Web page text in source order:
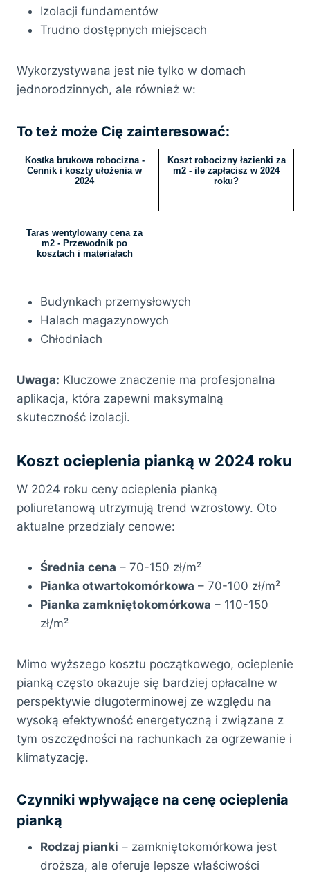
Izolacji fundamentów
Trudno dostępnych miejscach
Wykorzystywana jest nie tylko w domach
jednorodzinnych, ale również w:
To też może Cię zainteresować:
Kostka brukowa robocizna -
Cennik i koszty ułożenia w
2024
Koszt robocizny łazienki za
m2 - ile zapłacisz w 2024
roku?
Taras wentylowany cena za
m2 - Przewodnik po
kosztach i materiałach
Budynkach przemysłowych
Halach magazynowych
Chłodniach
Uwaga: Kluczowe znaczenie ma profesjonalna
aplikacja, która zapewni maksymalną
skuteczność izolacji.
Koszt ocieplenia pianką w 2024 roku
W 2024 roku ceny ocieplenia pianką
poliuretanową utrzymują trend wzrostowy. Oto
aktualne przedziały cenowe:
Średnia cena – 70-150 zł/m²
Pianka otwartokomórkowa – 70-100 zł/m²
Pianka zamkniętokomórkowa – 110-150
zł/m²
Mimo wyższego kosztu początkowego, ocieplenie
pianką często okazuje się bardziej opłacalne w
perspektywie długoterminowej ze względu na
wysoką efektywność energetyczną i związane z
tym oszczędności na rachunkach za ogrzewanie i
klimatyzację.
Czynniki wpływające na cenę ocieplenia
pianką
Rodzaj pianki – zamkniętokomórkowa jest
droższa, ale oferuje lepsze właściwości